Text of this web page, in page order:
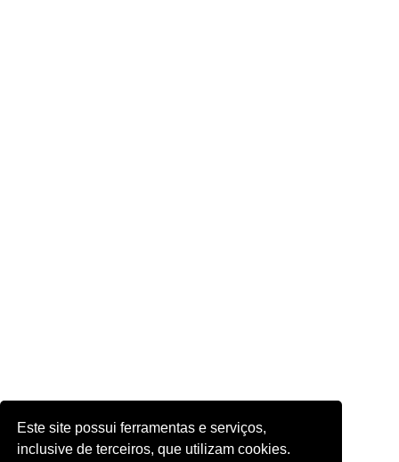
Este site possui ferramentas e serviços,
inclusive de terceiros, que utilizam cookies.